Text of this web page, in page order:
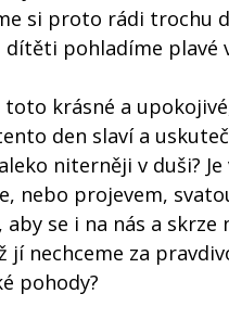
si proto rádi trochu
pohladíme plavé
toto krásné a
den slaví a
niterněji v duši?
nebo projevem,
se i na nás a skrze
nechceme za
pohody?